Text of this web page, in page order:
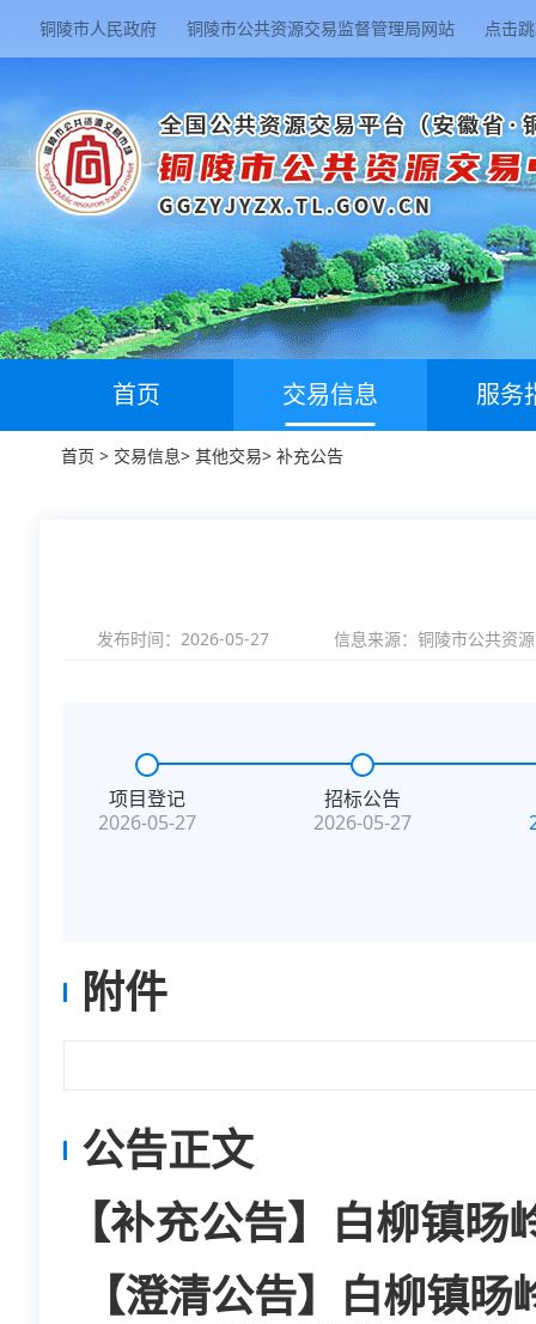
铜陵市人民政府 铜陵市公共资源交易监督管理局网站 点击
首页 交易信息 服务
首页 > 交易信息> 其他交易> 补充公告
发布时间：2026-05-27 信息来源： 铜陵市公共资
项目登记
2026-05-27
招标公告
2026-05-27
附件
公告正文
【补充公告】白柳镇
【澄清公告】白柳镇